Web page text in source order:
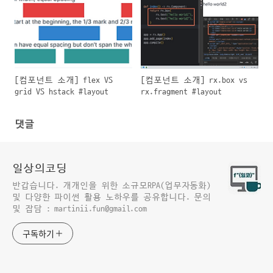
[컴포넌트 소개] flex VS
grid VS hstack #layout
[컴포넌트 소개] rx.box vs
rx.fragment #layout
댓글
일상의코딩
반갑습니다. 개개인을 위한 소규모RPA(업무자동화)
및 다양한 파이썬 활용 노하우를 공유합니다. 문의
및 잡담 : martinii.fun@gmail.com
구독하기